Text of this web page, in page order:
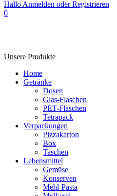
HalloAnmelden oder Registrieren
0
Unsere Produkte
Home
Getränke
Dosen
Glas-Flaschen
PET-Flaschen
Tetrapack
Verpackungen
Pizzakarton
Box
Taschen
Lebensmittel
Gemüse
Konserven
Mehl-Pasta